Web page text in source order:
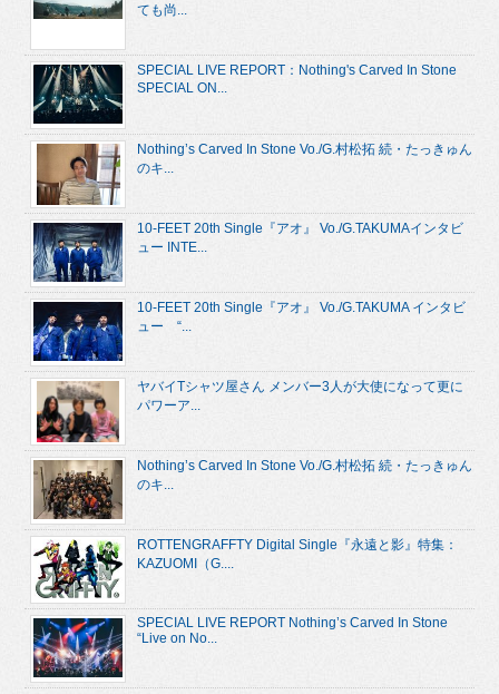
ても尚...
SPECIAL LIVE REPORT：Nothing's Carved In Stone
SPECIAL ON...
Nothing’s Carved In Stone Vo./G.村松拓 続・たっきゅん
のキ...
10-FEET 20th Single『アオ』 Vo./G.TAKUMAインタビ
ュー INTE...
10-FEET 20th Single『アオ』 Vo./G.TAKUMA インタビ
ュー “...
ヤバイTシャツ屋さん メンバー3人が大使になって更に
パワーア...
Nothing’s Carved In Stone Vo./G.村松拓 続・たっきゅん
のキ...
ROTTENGRAFFTY Digital Single『永遠と影』特集：
KAZUOMI（G....
SPECIAL LIVE REPORT Nothing’s Carved In Stone
“Live on No...